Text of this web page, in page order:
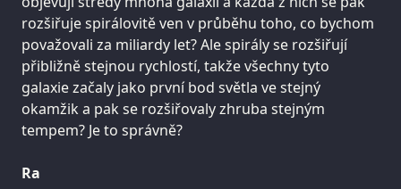
rozšiřuje spirálovitě ven v průběhu toho, co bychom
považovali za miliardy let? Ale spirály se rozšiřují
přibližně stejnou rychlostí, takže všechny tyto
galaxie začaly jako první bod světla ve stejný
okamžik a pak se rozšiřovaly zhruba stejným
tempem? Je to správně?
Ra